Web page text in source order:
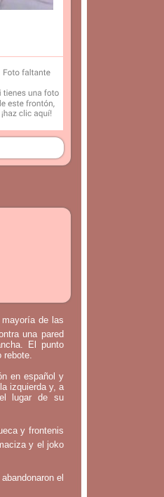
de las
una pared
El punto
rebote.
en español y
izquierda y, a
lugar de su
y frontenis
y el joko
el